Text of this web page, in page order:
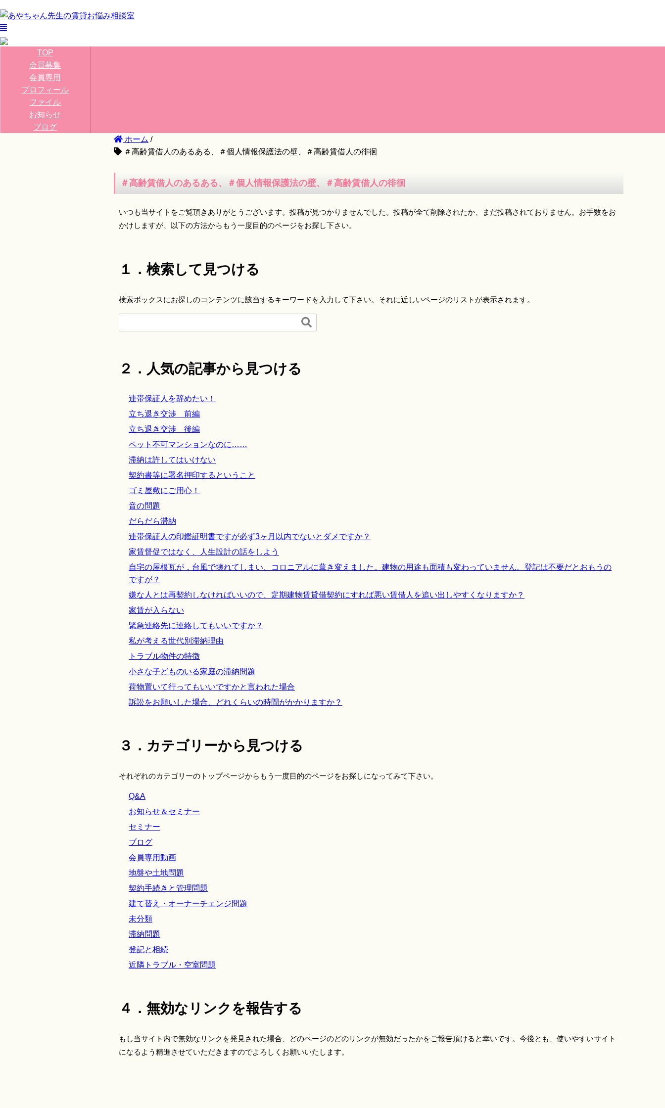
TOP
会員募集
会員専用
プロフィール
ファイル
お知らせ
ブログ
ホーム /
＃高齢賃借人のあるある、＃個人情報保護法の壁、＃高齢賃借人の徘徊
＃高齢賃借人のあるある、＃個人情報保護法の壁、＃高齢賃借人の徘徊
いつも当サイトをご覧頂きありがとうございます。投稿が見つかりませんでした。投稿が全て削除されたか、まだ投稿されておりません。お手数をお
かけしますが、以下の方法からもう一度目的のページをお探し下さい。
１．検索して見つける
検索ボックスにお探しのコンテンツに該当するキーワードを入力して下さい。それに近しいページのリストが表示されます。

２．人気の記事から見つける
連帯保証人を辞めたい！
立ち退き交渉 前編
立ち退き交渉 後編
ペット不可マンションなのに……
滞納は許してはいけない
契約書等に署名押印するということ
ゴミ屋敷にご用心！
音の問題
だらだら滞納
連帯保証人の印鑑証明書ですが必ず3ヶ月以内でないとダメですか？
家賃督促ではなく、人生設計の話をしよう
自宅の屋根瓦が，台風で壊れてしまい、コロニアルに葺き変えました。建物の用途も面積も変わっていません。登記は不要だとおもうの
ですが？
嫌な人とは再契約しなければいいので、定期建物賃貸借契約にすれば悪い賃借人を追い出しやすくなりますか？
家賃が入らない
緊急連絡先に連絡してもいいですか？
私が考える世代別滞納理由
トラブル物件の特徴
小さな子どものいる家庭の滞納問題
荷物置いて行ってもいいですかと言われた場合
訴訟をお願いした場合、どれくらいの時間がかかりますか？
３．カテゴリーから見つける
それぞれのカテゴリーのトップページからもう一度目的のページをお探しになってみて下さい。
Q&A
お知らせ＆セミナー
セミナー
ブログ
会員専用動画
地盤や土地問題
契約手続きと管理問題
建て替え・オーナーチェンジ問題
未分類
滞納問題
登記と相続
近隣トラブル・空室問題
４．無効なリンクを報告する
もし当サイト内で無効なリンクを発見された場合、どのページのどのリンクが無効だったかをご報告頂けると幸いです。今後とも、使いやすいサイト
になるよう精進させていただきますのでよろしくお願いいたします。